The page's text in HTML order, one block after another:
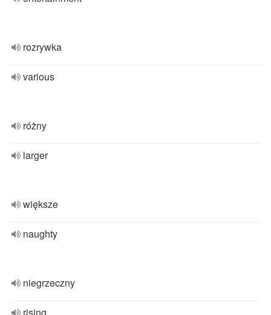
rozrywka
various
różny
larger
większe
naughty
niegrzeczny